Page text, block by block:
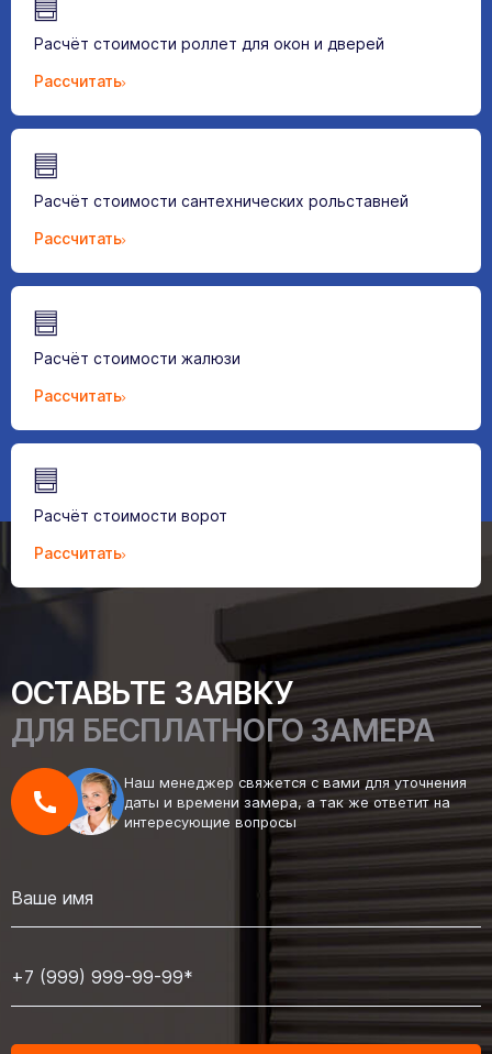
Расчёт стоимости роллет для окон и дверей
Рассчитать
Расчёт стоимости сантехнических рольставней
Рассчитать
Расчёт стоимости жалюзи
Рассчитать
Расчёт стоимости ворот
Рассчитать
ОСТАВЬТЕ ЗАЯВКУ
ДЛЯ БЕСПЛАТНОГО ЗАМЕРА
Наш менеджер свяжется с вами для уточнения
даты и времени замера, а так же ответит на
интересующие вопросы